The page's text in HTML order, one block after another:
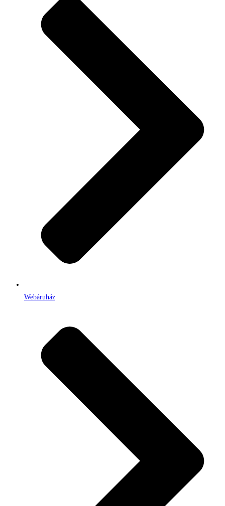
Webáruház